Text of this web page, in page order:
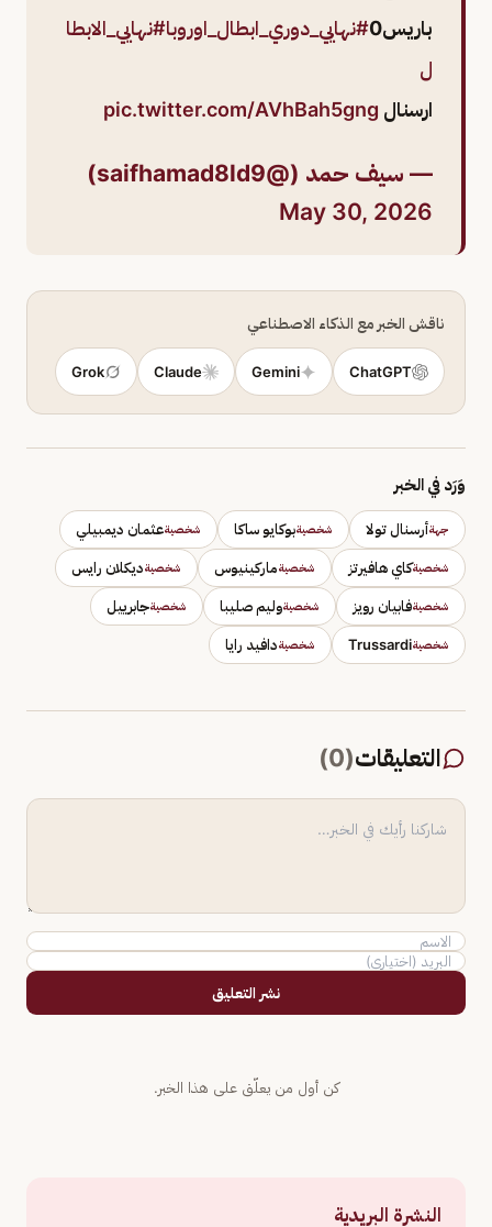
باريس0
#نهايي_دوري_ابطال_اوروبا#نهايي_الابطا
ل
ارسنال pic.twitter.com/AVhBah5gng
— سيف حمد (@saifhamad8ld9)
May 30, 2026
ناقش الخبر مع الذكاء الاصطناعي
ChatGPT
Gemini
Claude
Grok
وَرَد في الخبر
جهةأرسنال تولا شخصيةبوكايو ساكا شخصيةعثمان ديمبيلي
شخصيةكاي هافيرتز شخصيةماركينيوس شخصيةديكلان رايس
شخصيةفابيان رويز شخصيةوليم صليبا شخصيةجابرييل
شخصيةTrussardi شخصيةدافيد رايا
التعليقات(
0
)
نشر التعليق
كن أول من يعلّق على هذا الخبر.
النشرة البريدية